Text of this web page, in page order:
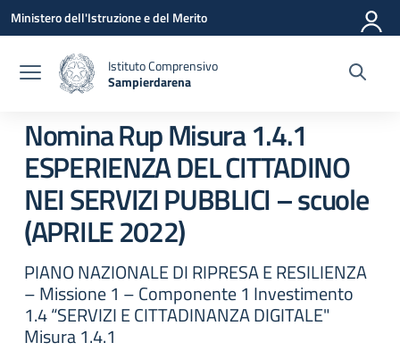
Vai ai contenuti
Vai al menu di navigazione
Vai al footer
Ministero dell'Istruzione e del Merito
Istituto Comprensivo
Sampierdarena
Nomina Rup Misura 1.4.1
ESPERIENZA DEL CITTADINO
NEI SERVIZI PUBBLICI – scuole
(APRILE 2022)
PIANO NAZIONALE DI RIPRESA E RESILIENZA
– Missione 1 – Componente 1 Investimento
1.4 “SERVIZI E CITTADINANZA DIGITALE"
Misura 1.4.1